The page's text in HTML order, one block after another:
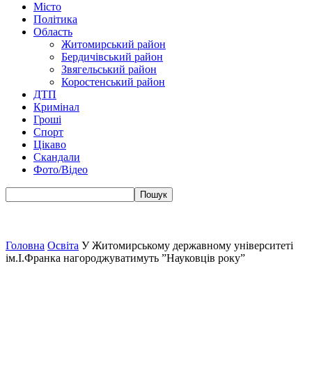
Місто
Політика
Область
Житомирський район
Бердичівський район
Звягельський район
Коростенський район
ДТП
Кримінал
Гроші
Спорт
Цікаво
Скандали
Фото/Відео
Головна Освіта У Житомирському державному університеті
ім.І.Франка нагороджуватимуть ”Науковців року”